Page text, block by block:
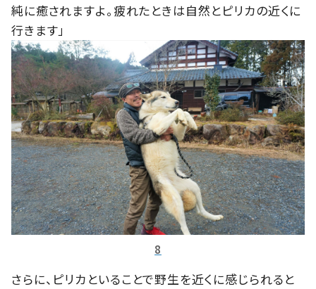
純に癒されますよ。疲れたときは自然とピリカの近くに
行きます」
8
さらに、ピリカといることで野生を近くに感じられると